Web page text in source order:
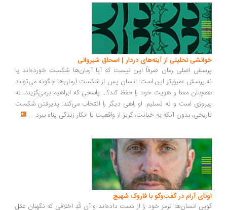
تحلیلی از آینه‌های دردار | اسحاق شیروانی
اصلی رمان صرفاً این نیست که آیا آرمان‌ها شکست خورده‌اند یا
عمیق‌تر این است: انسان پس از شکست آرمان‌ها چگونه می‌تواند
معنا و هویت خود را حفظ کند؟... پاسخی که ابراهیم برمی‌گزیند، نه
است و نه تسلیم. او راهی دیگر را انتخاب می‌کند: پذیرفتن شکست
بدون آنکه به خیانت، گریز از واقعیت یا انکار زندگی پناه ببرد...
آرام در گفت‌وگو با فاروک شهیچ‭
انسان‌ها ترمزِ خود را از دست داده‌اند و آن کُدِ اخلاقی که نگهبان عقل